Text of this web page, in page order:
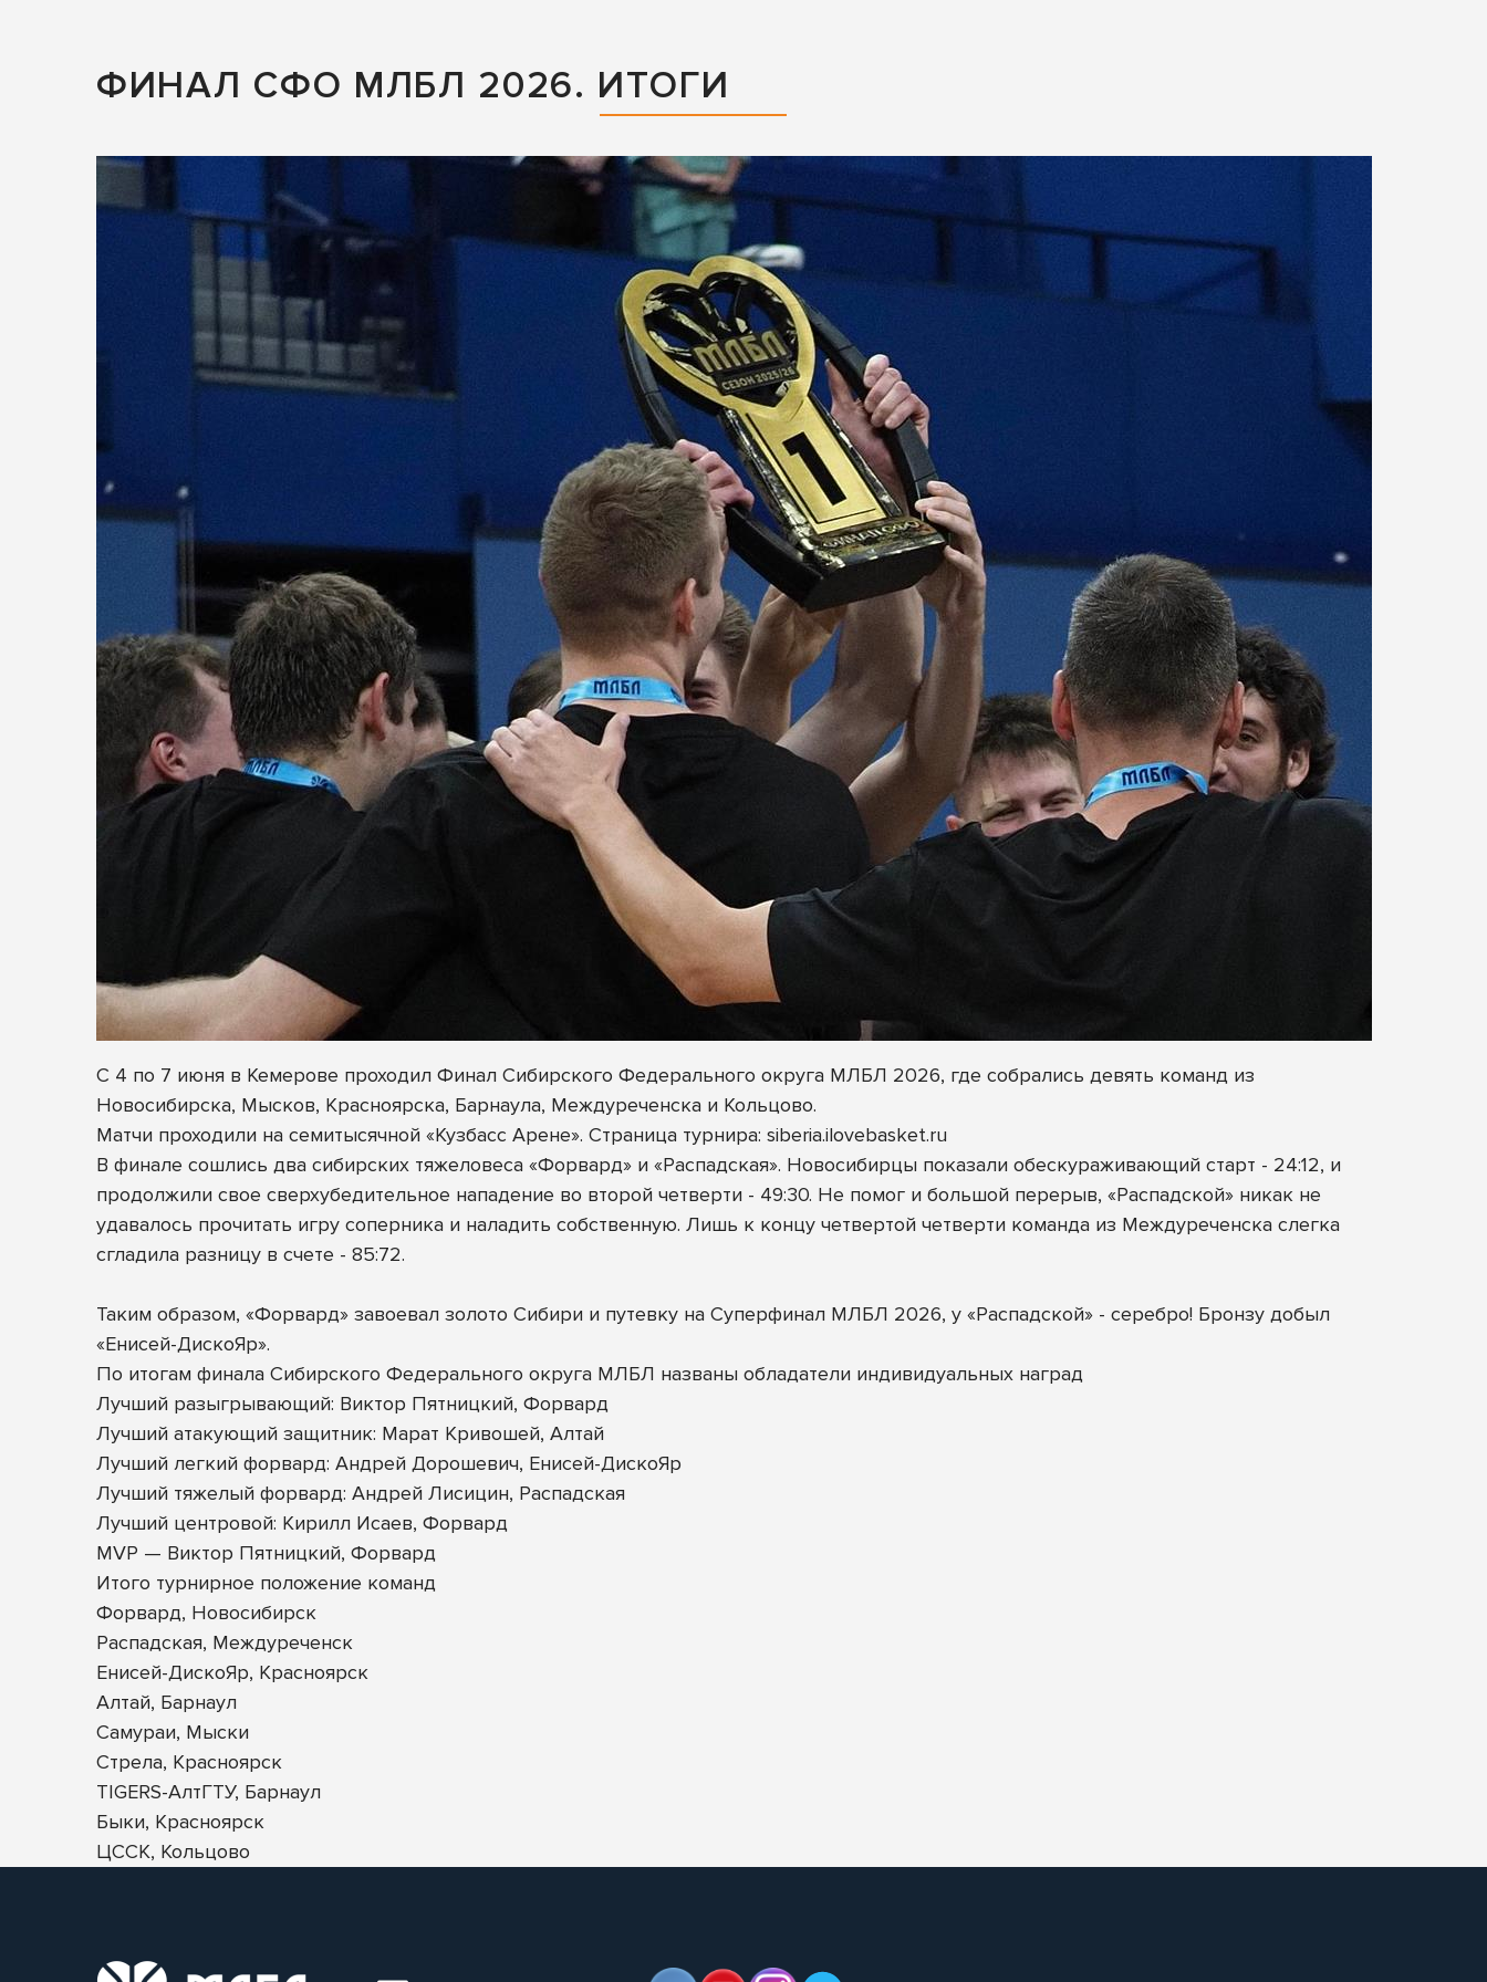
ФИНАЛ СФО МЛБЛ 2026. ИТОГИ
С 4 по 7 июня в Кемерове проходил Финал Сибирского Федерального округа МЛБЛ 2026, где собрались девять команд из
Новосибирска, Мысков, Красноярска, Барнаула, Междуреченска и Кольцово.
Матчи проходили на семитысячной «Кузбасс Арене». Страница турнира: siberia.ilovebasket.ru
В финале сошлись два сибирских тяжеловеса «Форвард» и «Распадская». Новосибирцы показали обескураживающий старт - 24:12, и
продолжили свое сверхубедительное нападение во второй четверти - 49:30. Не помог и большой перерыв, «Распадской» никак не
удавалось прочитать игру соперника и наладить собственную. Лишь к концу четвертой четверти команда из Междуреченска слегка
сгладила разницу в счете - 85:72.
Таким образом, «Форвард» завоевал золото Сибири и путевку на Суперфинал МЛБЛ 2026, у «Распадской» - серебро! Бронзу добыл
«Енисей-ДискоЯр».
По итогам финала Сибирского Федерального округа МЛБЛ названы обладатели индивидуальных наград
Лучший разыгрывающий: Виктор Пятницкий, Форвард
Лучший атакующий защитник: Марат Кривошей, Алтай
Лучший легкий форвард: Андрей Дорошевич, Енисей-ДискоЯр
Лучший тяжелый форвард: Андрей Лисицин, Распадская
Лучший центровой: Кирилл Исаев, Форвард
MVP — Виктор Пятницкий, Форвард
Итого турнирное положение команд
Форвард, Новосибирск
Распадская, Междуреченск
Енисей-ДискоЯр, Красноярск
Алтай, Барнаул
Самураи, Мыски
Стрела, Красноярск
TIGERS-АлтГТУ, Барнаул
Быки, Красноярск
ЦССК, Кольцово